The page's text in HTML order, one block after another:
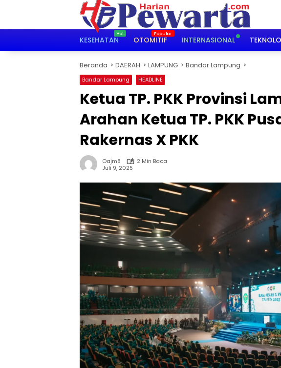
KESEHATAN OTOMITIF INTERNASIONAL
Beranda DAERAH LAMPUNG Bandar Lampung
Bandar Lampung HEADLINE
Ketua TP. PKK Provinsi
Arahan Ketua TP. PKK
Rakernas X PKK
Oajm8
2 Min Baca
Juli 9, 2025